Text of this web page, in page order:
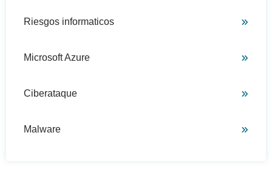
Riesgos informaticos
Microsoft Azure
Ciberataque
Malware